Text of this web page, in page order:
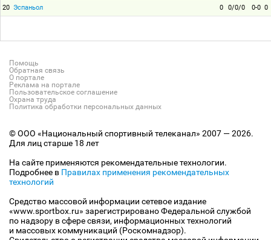
20 Эспаньол 0 0/0/0 0-0 0
Помощь
Обратная связь
О портале
Реклама на портале
Пользовательское соглашение
Охрана труда
Политика обработки персональных данных
© ООО «Национальный спортивный телеканал» 2007 — 2026.
Для лиц старше 18 лет
На сайте применяются рекомендательные технологии.
Подробнее в Правилах применения рекомендательных
технологий
Средство массовой информации сетевое издание
«www.sportbox.ru» зарегистрировано Федеральной службой
по надзору в сфере связи, информационных технологий
и массовых коммуникаций (Роскомнадзор).